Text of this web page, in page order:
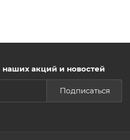
наших акций и новостей
Подписаться